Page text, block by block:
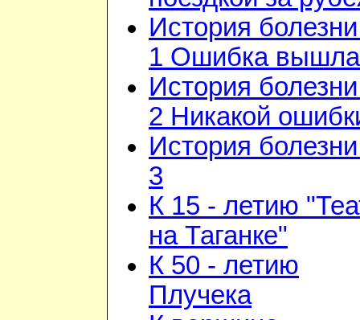
История
1 Ошибка вышла
История
2 Никакой
История
3
К 15 - летию
на Таганке"
К 50 - летию
Плучека